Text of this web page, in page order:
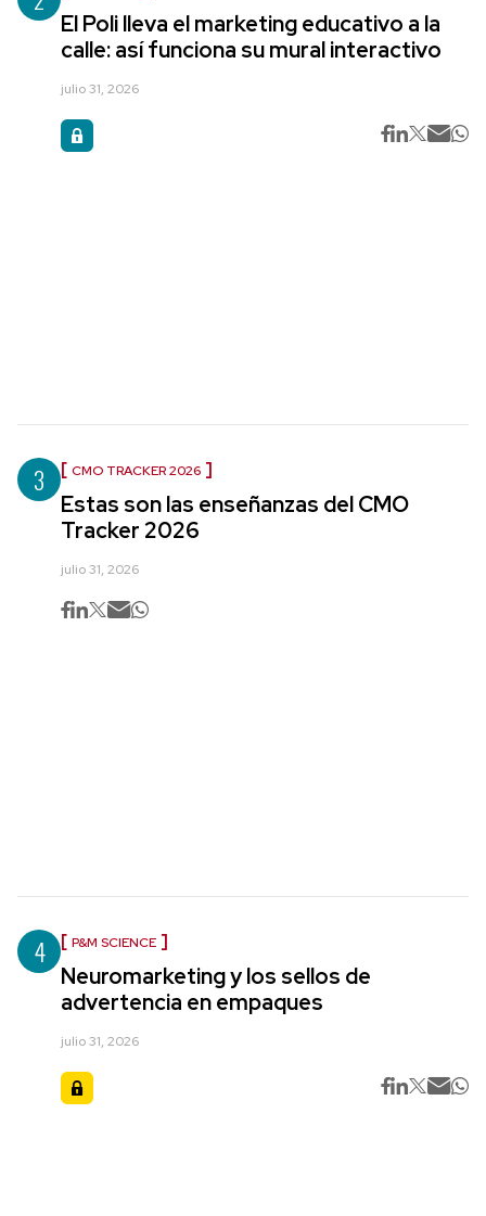
El Poli lleva el marketing educativo a la
calle: así funciona su mural interactivo
julio 31, 2026
3 CMO TRACKER 2026
Estas son las enseñanzas del CMO
Tracker 2026
julio 31, 2026
4 P&M SCIENCE
Neuromarketing y los sellos de
advertencia en empaques
julio 31, 2026